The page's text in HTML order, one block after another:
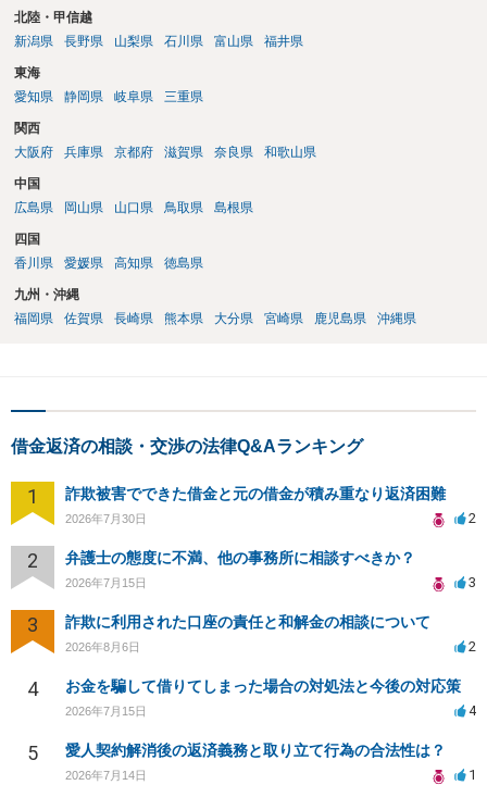
北陸・甲信越
新潟県
長野県 山梨県 石川県 富山県 福井県
東海
愛知県
静岡県 岐阜県 三重県
関西
大阪府
兵庫県 京都府 滋賀県 奈良県 和歌山県
中国
広島県
岡山県 山口県 鳥取県 島根県
四国
香川県
愛媛県 高知県 徳島県
九州・沖縄
福岡県
佐賀県 長崎県 熊本県 大分県 宮崎県 鹿児島県 沖縄県
借金返済の相談・交渉の法律Q&Aランキング
1 詐欺被害でできた借金と元の借金が積み重なり返済困難
2026年7月30日 2
2 弁護士の態度に不満、他の事務所に相談すべきか？
2026年7月15日 3
3 詐欺に利用された口座の責任と和解金の相談について
2026年8月6日 2
4 お金を騙して借りてしまった場合の対処法と今後の対応策
2026年7月15日 4
5 愛人契約解消後の返済義務と取り立て行為の合法性は？
2026年7月14日 1